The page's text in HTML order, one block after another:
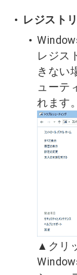
レジスト
レジス
きない
ューテ
れます。
▲クリ